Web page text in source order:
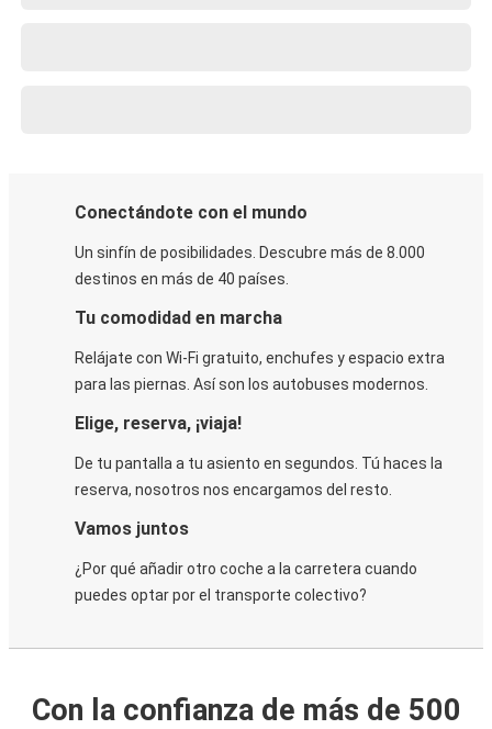
Conectándote con el mundo
Un sinfín de posibilidades. Descubre más de 8.000
destinos en más de 40 países.
Tu comodidad en marcha
Relájate con Wi-Fi gratuito, enchufes y espacio extra
para las piernas. Así son los autobuses modernos.
Elige, reserva, ¡viaja!
De tu pantalla a tu asiento en segundos. Tú haces la
reserva, nosotros nos encargamos del resto.
Vamos juntos
¿Por qué añadir otro coche a la carretera cuando
puedes optar por el transporte colectivo?
Con la confianza de más de 500